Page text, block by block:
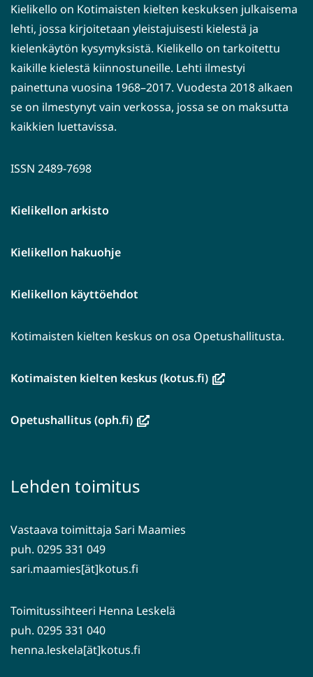
Kielikello on Kotimaisten kielten keskuksen julkaisema
lehti, jossa kirjoitetaan yleistajuisesti kielestä ja
kielenkäytön kysymyksistä. Kielikello on tarkoitettu
kaikille kielestä kiinnostuneille. Lehti ilmestyi
painettuna vuosina 1968–2017. Vuodesta 2018 alkaen
se on ilmestynyt vain verkossa, jossa se on maksutta
kaikkien luettavissa.
ISSN 2489-7698
Kielikellon arkisto
Kielikellon hakuohje
Kielikellon käyttöehdot
Kotimaisten kielten keskus on osa Opetushallitusta.
Kotimaisten kielten keskus (kotus.fi)(avautuu
Opetushallitus (oph.fi)(avautuu
toiseen
Lehden toimitus
Vastaava toimittaja Sari Maamies
puh. 0295 331 049
sari.maamies[ät]kotus.fi
Toimitussihteeri Henna Leskelä
puh. 0295 331 040
henna.leskela[ät]kotus.fi